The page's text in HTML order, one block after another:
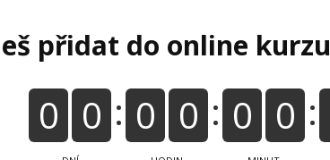
přidat do online kurzu
0 0 0 0 0 0